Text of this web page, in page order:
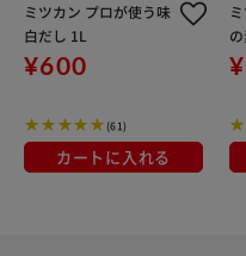
ミツカン プロが使う味
白だし 1L
¥600
(61)
カートに入れる